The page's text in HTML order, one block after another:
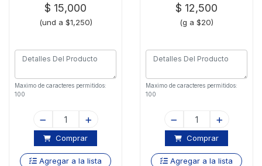
$ 15,000
(und a $1,250)
Maximo de caracteres permitidos:
100
Comprar
Agregar a la lista
$ 12,500
(g a $20)
Maximo de caracteres permitidos:
100
Comprar
Agregar a la lista